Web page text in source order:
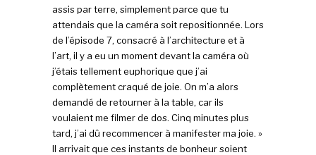
assis par terre, simplement parce que tu
attendais que la caméra soit repositionnée. Lors
de l’épisode 7, consacré à l’architecture et à
l’art, il y a eu un moment devant la caméra où
j’étais tellement euphorique que j’ai
complètement craqué de joie. On m’a alors
demandé de retourner à la table, car ils
voulaient me filmer de dos. Cinq minutes plus
tard, j’ai dû recommencer à manifester ma joie. »
Il arrivait que ces instants de bonheur soient